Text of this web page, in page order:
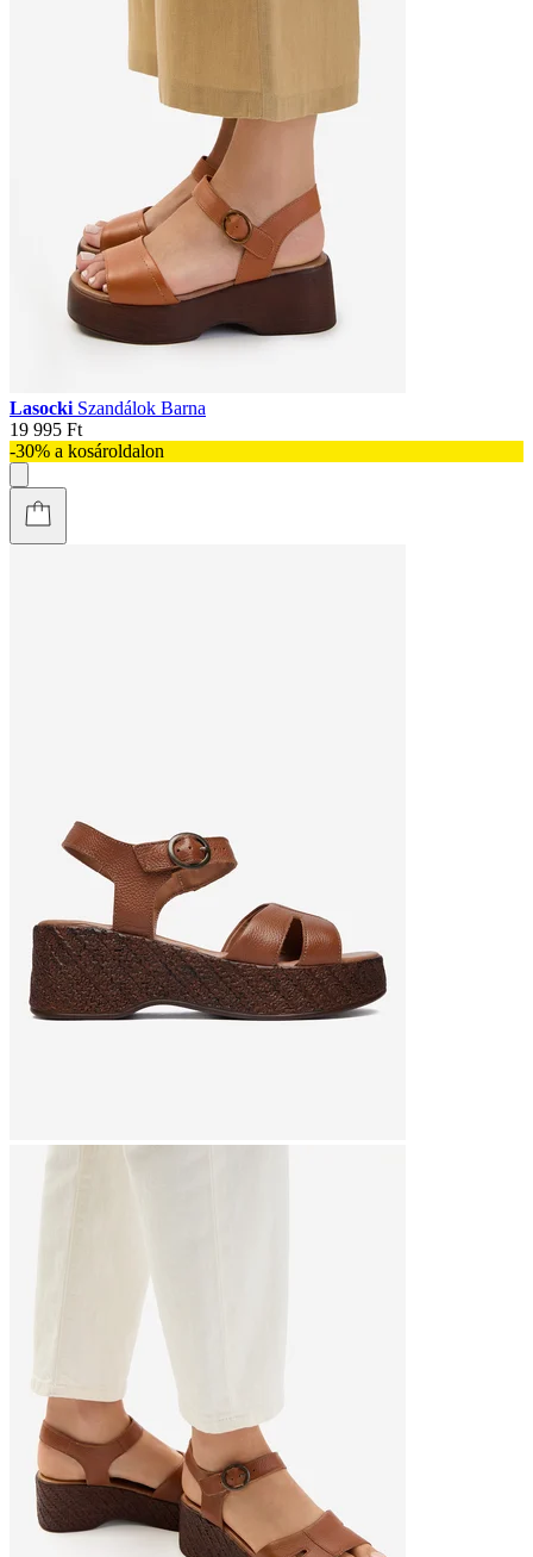
Lasocki Szandálok Barna
19 995 Ft
-30% a kosároldalon